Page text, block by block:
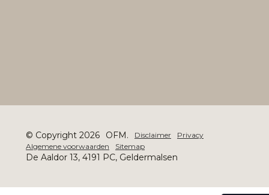
© Copyright 2026 OFM. Disclaimer
Privacy
Algemene voorwaarden
Sitemap
De Aaldor 13, 4191 PC, Geldermalsen